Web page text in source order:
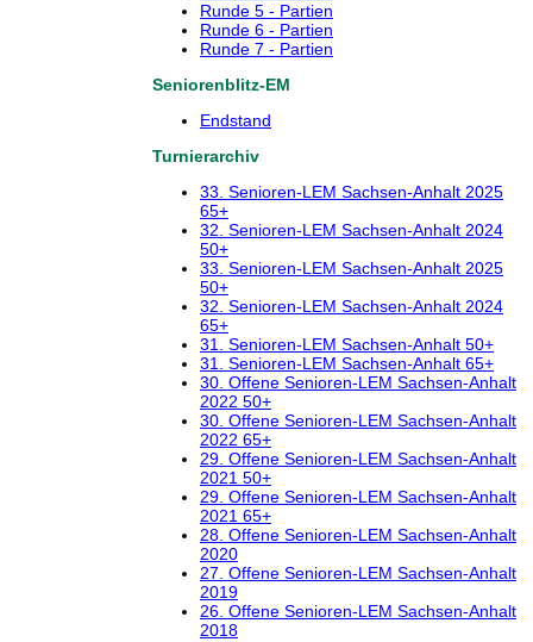
Runde 5 - Partien
Runde 6 - Partien
Runde 7 - Partien
Seniorenblitz-EM
Endstand
Turnierarchiv
33. Senioren-LEM Sachsen-Anhalt 2025
65+
32. Senioren-LEM Sachsen-Anhalt 2024
50+
33. Senioren-LEM Sachsen-Anhalt 2025
50+
32. Senioren-LEM Sachsen-Anhalt 2024
65+
31. Senioren-LEM Sachsen-Anhalt 50+
31. Senioren-LEM Sachsen-Anhalt 65+
30. Offene Senioren-LEM Sachsen-Anhalt
2022 50+
30. Offene Senioren-LEM Sachsen-Anhalt
2022 65+
29. Offene Senioren-LEM Sachsen-Anhalt
2021 50+
29. Offene Senioren-LEM Sachsen-Anhalt
2021 65+
28. Offene Senioren-LEM Sachsen-Anhalt
2020
27. Offene Senioren-LEM Sachsen-Anhalt
2019
26. Offene Senioren-LEM Sachsen-Anhalt
2018